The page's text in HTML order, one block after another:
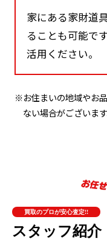
家にある家財道
ることも可能で
活用ください。
※お住まいの地域やお
ない場合がございます
買取のプロが安心査定!!
スタッフ紹介